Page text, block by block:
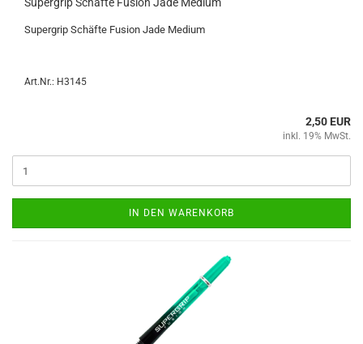
Su­per­grip Schäf­te Fu­si­on Jade Me­di­um
Art.Nr.: H3145
2,50 EUR
inkl. 19% MwSt.
IN DEN WARENKORB